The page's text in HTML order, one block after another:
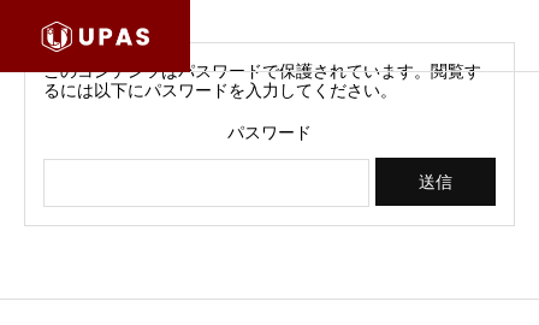
このコンテンツはパスワードで保護されています。閲覧す
るには以下にパスワードを入力してください。
パスワード